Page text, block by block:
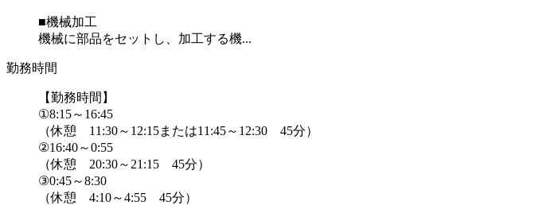
■機械加工
機械に部品をセットし、加工する機...
勤務時間
【勤務時間】
①8:15～16:45
（休憩 11:30～12:15または11:45～12:30 45分）
②16:40～0:55
（休憩 20:30～21:15 45分）
③0:45～8:30
（休憩 4:10～4:55 45分）